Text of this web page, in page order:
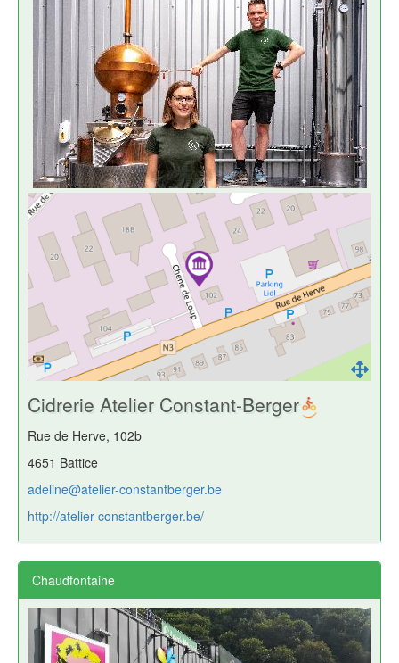
Cidrerie Atelier Constant-Berger
Rue de Herve, 102b
4651 Battice
adeline@atelier-constantberger.be
http://atelier-constantberger.be/
Chaudfontaine